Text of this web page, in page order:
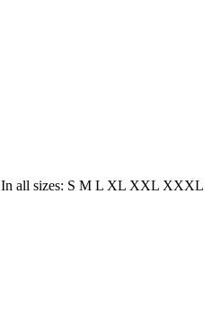
In all sizes: S M L XL XXL XXXL